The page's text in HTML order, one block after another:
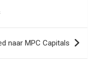
naar MPC Capitals